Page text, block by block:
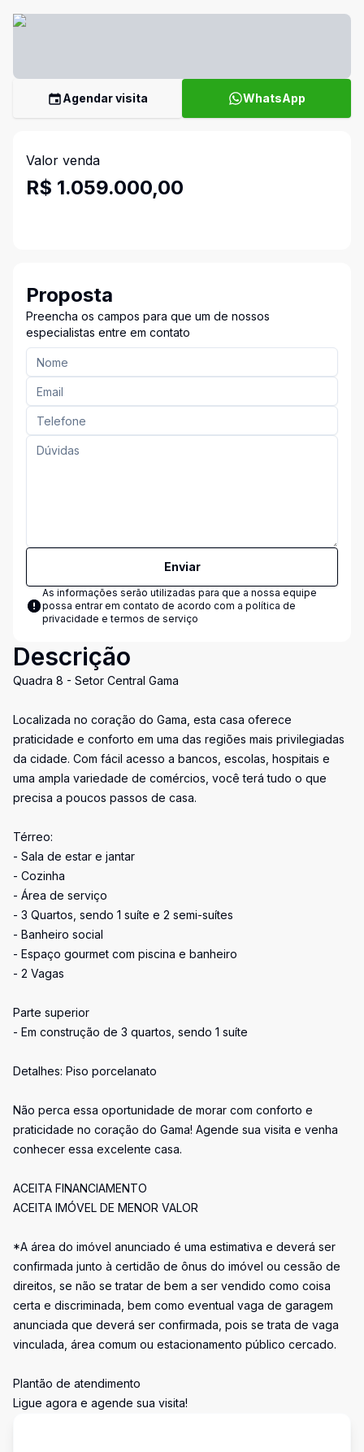
Agendar visita WhatsApp
Valor venda
R$ 1.059.000,00
Proposta
Preencha os campos para que um de nossos
especialistas entre em contato
Enviar
As informações serão utilizadas para que a nossa equipe
possa entrar em contato de acordo com a política de
privacidade e termos de serviço
Descrição
Quadra 8 - Setor Central Gama
Localizada no coração do Gama, esta casa oferece
praticidade e conforto em uma das regiões mais privilegiadas
da cidade. Com fácil acesso a bancos, escolas, hospitais e
uma ampla variedade de comércios, você terá tudo o que
precisa a poucos passos de casa.
Térreo:
- Sala de estar e jantar
- Cozinha
- Área de serviço
- 3 Quartos, sendo 1 suíte e 2 semi-suítes
- Banheiro social
- Espaço gourmet com piscina e banheiro
- 2 Vagas
Parte superior
- Em construção de 3 quartos, sendo 1 suíte
Detalhes: Piso porcelanato
Não perca essa oportunidade de morar com conforto e
praticidade no coração do Gama! Agende sua visita e venha
conhecer essa excelente casa.
ACEITA FINANCIAMENTO
ACEITA IMÓVEL DE MENOR VALOR
*A área do imóvel anunciado é uma estimativa e deverá ser
confirmada junto à certidão de ônus do imóvel ou cessão de
direitos, se não se tratar de bem a ser vendido como coisa
certa e discriminada, bem como eventual vaga de garagem
anunciada que deverá ser confirmada, pois se trata de vaga
vinculada, área comum ou estacionamento público cercado.
Plantão de atendimento
Ligue agora e agende sua visita!